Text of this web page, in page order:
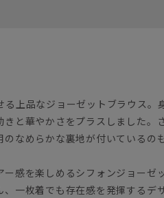
る上品なジョーゼットブラウス。
きと華やかさをプラスしました。
のなめらかな裏地が付いている
ー感を楽しめるシフォンジョーゼ
、一枚着でも存在感を発揮するデ